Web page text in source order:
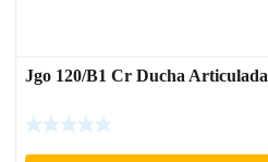
Jgo 120/B1 Cr Ducha Articulada